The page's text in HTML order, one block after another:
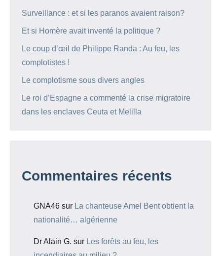
Surveillance : et si les paranos avaient raison?
Et si Homère avait inventé la politique ?
Le coup d’œil de Philippe Randa : Au feu, les
complotistes !
Le complotisme sous divers angles
Le roi d’Espagne a commenté la crise migratoire
dans les enclaves Ceuta et Melilla
Commentaires récents
GNA46 sur La chanteuse Amel Bent obtient la
nationalité… algérienne
Dr Alain G. sur Les forêts au feu, les